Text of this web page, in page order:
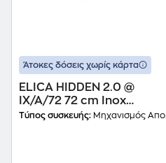
Άτοκες δόσεις χωρίς κάρτα
ELICA HIDDEN 2.0 @
IX/A/72 72 cm Inox
Μηχανισμός
Τύπος συσκευής: Μηχανισμός Απορρόφησης